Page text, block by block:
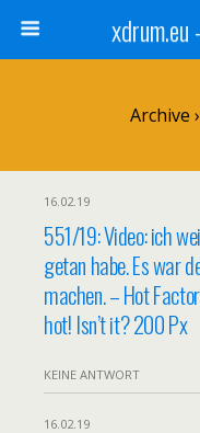
xdrum.eu
Archive
16.02.19
551/19: Video: ich
getan habe. Es war
machen. – Hot
hot! Isn’t it? 200 Px
KEINE ANTWORT
16.02.19